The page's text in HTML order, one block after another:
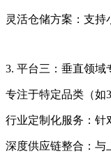
灵活仓储方案：支持
3. 平台三：垂直领域
专注于特定品类（如
行业定制化服务：针
深度供应链整合：与